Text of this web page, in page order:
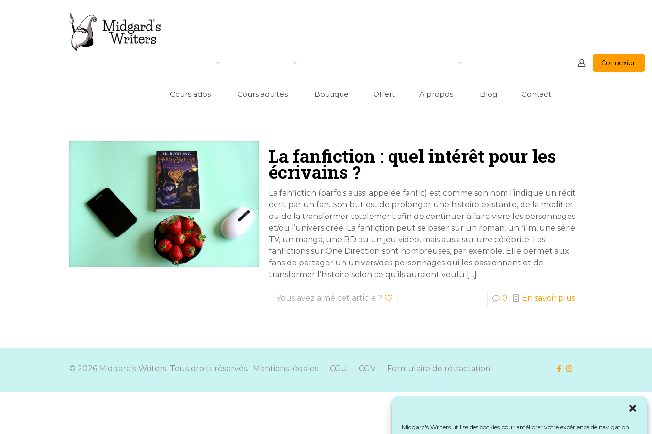
Midgard's Writers utilise des cookies pour améliorer votre expérience de navigation.
Cours ados Cours adultes Boutique Offert À propos Blog Contact
Connexion
La fanfiction : quel intérêt pour les
écrivains ?
La fanfiction (parfois aussi appelée fanfic) est comme son nom l’indique un récit
écrit par un fan. Son but est de prolonger une histoire existante, de la modifier
ou de la transformer totalement afin de continuer à faire vivre les personnages
et/ou l’univers créé. La fanfiction peut se baser sur un roman, un film, une série
TV, un manga, une BD ou un jeu vidéo, mais aussi sur une célébrité. Les
fanfictions sur One Direction sont nombreuses, par exemple. Elle permet aux
fans de partager un univers/des personnages qui les passionnent et de
transformer l’histoire selon ce qu’ils auraient voulu […]
Vous avez aimé cet article ? 1 0 En savoir plus
© 2026 Midgard's Writers. Tous droits réservés. Mentions légales - CGU - CGV - Formulaire de rétractation